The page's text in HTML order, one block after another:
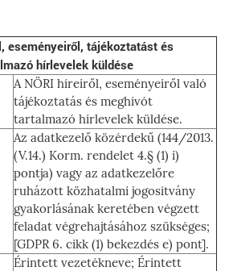
eseményeiről, tájékoztatást és
hírlevelek küldése
A NÖRI híreiről, eseményeiről való
tájékoztatás és meghívót
tartalmazó hírlevelek küldése.
Az adatkezelő közérdekű (144/2013.
(V.14.) Korm. rendelet 4.§ (1) i)
pontja) vagy az adatkezelőre
ruházott közhatalmi jogosítvány
gyakorlásának keretében végzett
feladat végrehajtásához szükséges;
[GDPR 6. cikk (1) bekezdés e) pont].
Érintett vezetékneve; Érintett